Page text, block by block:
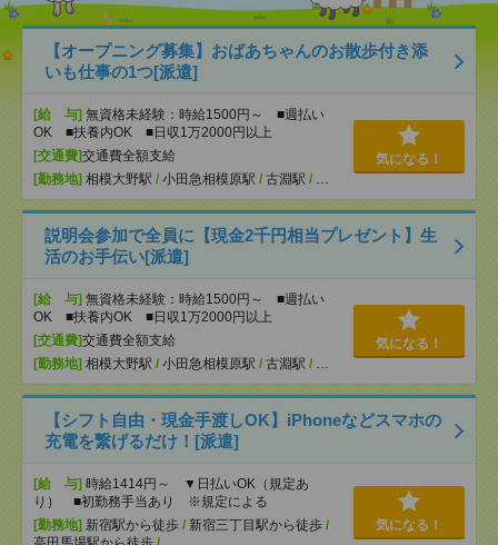
【オープニング募集】おばあちゃんのお散歩付き添
いも仕事の1つ[派遣]
[給 与] 無資格未経験：時給1500円～ ■週払い
OK ■扶養内OK ■日収1万2000円以上
[交通費]交通費全額支給
[勤務地] 相模大野駅 / 小田急相模原駅 / 古淵駅 / …
気になる！
説明会参加で全員に【現金2千円相当プレゼント】生
活のお手伝い[派遣]
[給 与] 無資格未経験：時給1500円～ ■週払い
OK ■扶養内OK ■日収1万2000円以上
[交通費]交通費全額支給
[勤務地] 相模大野駅 / 小田急相模原駅 / 古淵駅 / …
気になる！
【シフト自由・現金手渡しOK】iPhoneなどスマホの
充電を繋げるだけ！[派遣]
[給 与] 時給1414円～ ▼日払いOK（規定あ
り） ■初勤務手当あり ※規定による
[勤務地] 新宿駅から徒歩 / 新宿三丁目駅から徒歩 /
気になる！